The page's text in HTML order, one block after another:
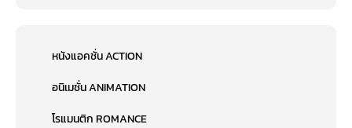
หนังแอคชั่น ACTION
อนิเมชั่น ANIMATION
โรแมนติก ROMANCE